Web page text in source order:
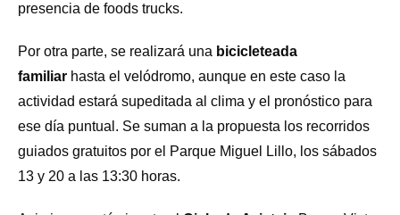
presencia de foods trucks.
Por otra parte, se realizará una bicicleteada
familiar hasta el velódromo, aunque en este caso la
actividad estará supeditada al clima y el pronóstico para
ese día puntual. Se suman a la propuesta los recorridos
guiados gratuitos por el Parque Miguel Lillo, los sábados
13 y 20 a las 13:30 horas.